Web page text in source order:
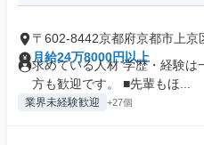
〒602-8442京都府京都市上京
月給24万8000円以上
求めている人材 学歴・経験は
方も歓迎です。 ■先輩もほ...
業界未経験歓迎 +27個